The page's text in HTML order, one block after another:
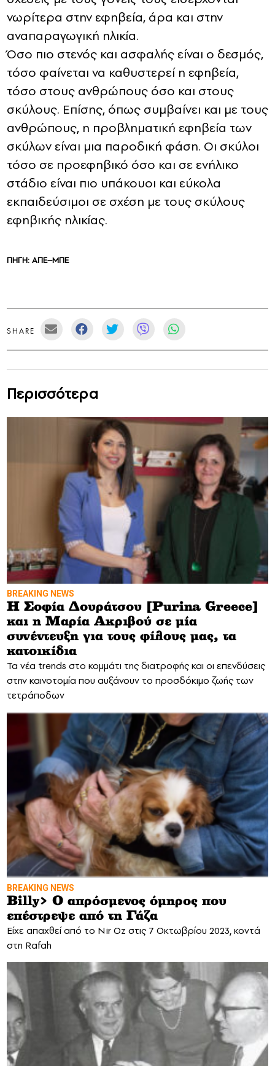
νωρίτερα στην εφηβεία, άρα και στην
αναπαραγωγική ηλικία.
Όσο πιο στενός και ασφαλής είναι ο δεσμός,
τόσο φαίνεται να καθυστερεί η εφηβεία,
τόσο στους ανθρώπους όσο και στους
σκύλους. Επίσης, όπως συμβαίνει και με τους
ανθρώπους, η προβληματική εφηβεία των
σκύλων είναι μια παροδική φάση. Οι σκύλοι
τόσο σε προεφηβικό όσο και σε ενήλικο
στάδιο είναι πιο υπάκουοι και εύκολα
εκπαιδεύσιμοι σε σχέση με τους σκύλους
εφηβικής ηλικίας.
ΠΗΓΗ: ΑΠΕ–ΜΠΕ
SHARE
Περισσότερα
BREAKING NEWS
Η Σοφία Δουράτσου [Purina Greece]
και η Μαρία Ακριβού σε μία
συνέντευξη για τους φίλους μας, τα
κατοικίδια
Τα νέα trends στο κομμάτι της διατροφής και οι επενδύσεις
στην καινοτομία που αυξάνουν το προσδόκιμο ζωής των
τετράποδων
BREAKING NEWS
Billy> O απρόσμενος όμηρος που
επέστρεψε από τη Γάζα
Είχε απαχθεί από το Nir Oz στις 7 Οκτωβρίου 2023, κοντά
στη Rafah